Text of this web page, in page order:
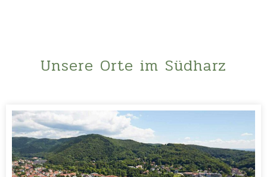
Unsere Orte im Südharz